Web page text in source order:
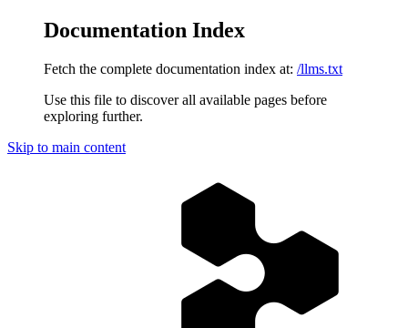
Documentation Index
Fetch the complete documentation index at: /llms.txt
Use this file to discover all available pages before
exploring further.
Skip to main content